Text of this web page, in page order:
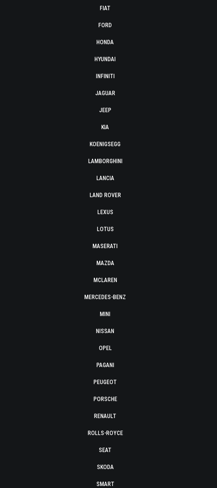
FIAT
FORD
HONDA
HYUNDAI
INFINITI
JAGUAR
JEEP
KIA
KOENIGSEGG
LAMBORGHINI
LANCIA
LAND ROVER
LEXUS
LOTUS
MASERATI
MAZDA
MCLAREN
MERCEDES-BENZ
MINI
NISSAN
OPEL
PAGANI
PEUGEOT
PORSCHE
RENAULT
ROLLS-ROYCE
SEAT
SKODA
SMART